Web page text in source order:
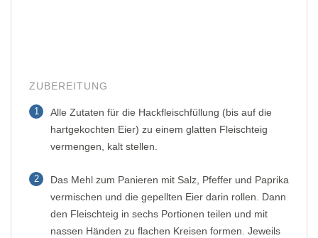
ZUBEREITUNG
1
Alle Zutaten für die Hackfleischfüllung (bis auf die
hartgekochten Eier) zu einem glatten Fleischteig
vermengen, kalt stellen.
2
Das Mehl zum Panieren mit Salz, Pfeffer und Paprika
vermischen und die gepellten Eier darin rollen. Dann
den Fleischteig in sechs Portionen teilen und mit
nassen Händen zu flachen Kreisen formen. Jeweils